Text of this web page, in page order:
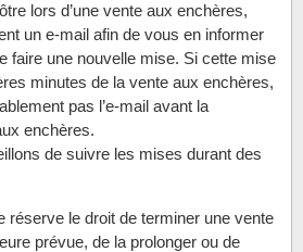
lors d’une vente aux enchères,
un e-mail afin de vous en informer
faire une nouvelle mise. Si cette mise
minutes de la vente aux enchères,
pas l’e-mail avant la
enchères.
de suivre les mises durant des
réserve le droit de terminer une vente
prévue, de la prolonger ou de
Etats-